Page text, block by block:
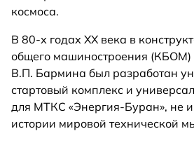
космоса.
В 80-х годах XX века в
общего машиностроения (КБОМ)
В.П. Бармина был разработан
стартовый комплекс и
для МТКС «Энергия-Буран», не
истории мировой технической